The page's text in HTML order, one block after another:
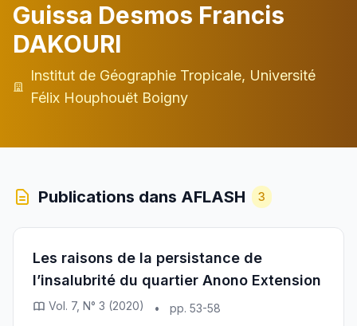
Guissa Desmos Francis
DAKOURI
Institut de Géographie Tropicale, Université
Félix Houphouët Boigny
Publications dans AFLASH 3
Les raisons de la persistance de
l’insalubrité du quartier Anono Extension
Vol. 7, N° 3 (2020) •
pp. 53-58